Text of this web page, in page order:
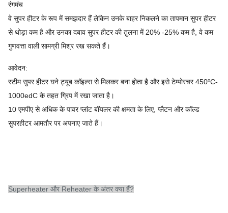
रंगमंच
वे सुपर हीटर के रूप में समझदार हैं लेकिन उनके बाहर निकलने का तापमान सुपर हीटर
से थोड़ा कम है और उनका दबाव सुपर हीटर की तुलना में 20% -25% कम है, वे कम
गुणवत्ता वाली सामग्री मिश्र रख सकते हैं।
आवेदन:
स्टीम सुपर हीटर घने ट्यूब कॉइल्स से मिलकर बना होता है और इसे टेम्पोरचर 450ºC-
1000edC के तहत ग्रिप में रखा जाता है।
10 एमपीए से अधिक के पावर प्लांट बॉयलर की क्षमता के लिए, प्लैटन और कॉल्ड
सुपरहीटर आमतौर पर अपनाए जाते हैं।
Superheater और Reheater के अंतर क्या हैं?